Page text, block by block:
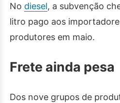
No diesel, a subvenção
litro pago aos
produtores em maio.
Frete ainda pesa
Dos nove grupos de